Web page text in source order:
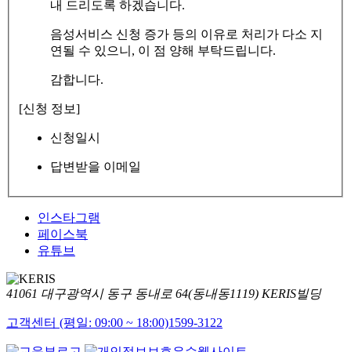
내 드리도록 하겠습니다.
음성서비스 신청 증가 등의 이유로 처리가 다소 지
연될 수 있으니, 이 점 양해 부탁드립니다.
감합니다.
[신청 정보]
신청일시
답변받을 이메일
인스타그램
페이스북
유튜브
41061 대구광역시 동구 동내로 64(동내동1119) KERIS빌딩
고객센터 (평일: 09:00 ~ 18:00)1599-3122